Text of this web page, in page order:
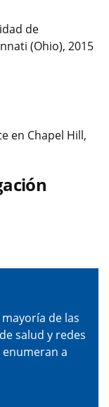
de
(Ohio), 2015
en Chapel Hill,
de las
salud y redes
a